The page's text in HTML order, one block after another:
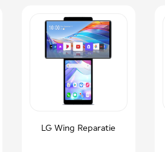
LG Wing Reparatie